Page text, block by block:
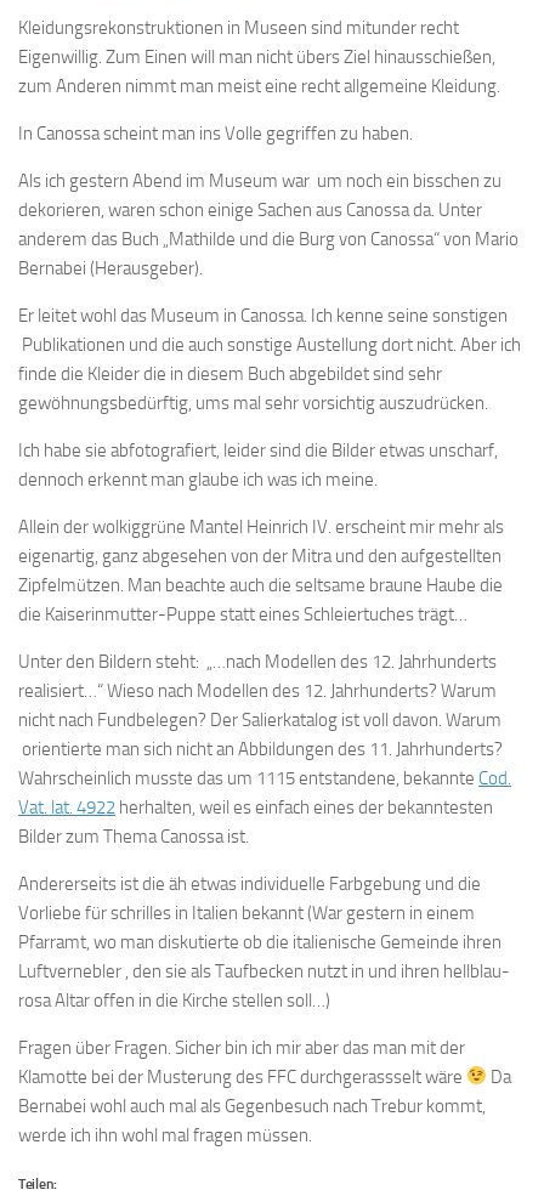
Kleidungsrekonstruktionen in Museen sind mitunder recht
Eigenwillig. Zum Einen will man nicht übers Ziel hinausschießen,
zum Anderen nimmt man meist eine recht allgemeine Kleidung.
In Canossa scheint man ins Volle gegriffen zu haben.
Als ich gestern Abend im Museum war um noch ein bisschen zu
dekorieren, waren schon einige Sachen aus Canossa da. Unter
anderem das Buch „Mathilde und die Burg von Canossa“ von Mario
Bernabei (Herausgeber).
Er leitet wohl das Museum in Canossa. Ich kenne seine sonstigen
Publikationen und die auch sonstige Austellung dort nicht. Aber ich
finde die Kleider die in diesem Buch abgebildet sind sehr
gewöhnungsbedürftig, ums mal sehr vorsichtig auszudrücken.
Ich habe sie abfotografiert, leider sind die Bilder etwas unscharf,
dennoch erkennt man glaube ich was ich meine.
Allein der wolkiggrüne Mantel Heinrich IV. erscheint mir mehr als
eigenartig, ganz abgesehen von der Mitra und den aufgestellten
Zipfelmützen. Man beachte auch die seltsame braune Haube die
die Kaiserinmutter-Puppe statt eines Schleiertuches trägt…
Unter den Bildern steht: „…nach Modellen des 12. Jahrhunderts
realisiert…“ Wieso nach Modellen des 12. Jahrhunderts? Warum
nicht nach Fundbelegen? Der Salierkatalog ist voll davon. Warum
orientierte man sich nicht an Abbildungen des 11. Jahrhunderts?
Wahrscheinlich musste das um 1115 entstandene, bekannte Cod.
Vat. lat. 4922 herhalten, weil es einfach eines der bekanntesten
Bilder zum Thema Canossa ist.
Andererseits ist die äh etwas individuelle Farbgebung und die
Vorliebe für schrilles in Italien bekannt (War gestern in einem
Pfarramt, wo man diskutierte ob die italienische Gemeinde ihren
Luftvernebler , den sie als Taufbecken nutzt in und ihren hellblau-
rosa Altar offen in die Kirche stellen soll…)
Fragen über Fragen. Sicher bin ich mir aber das man mit der
Klamotte bei der Musterung des FFC durchgerassselt wäre
Da
Bernabei wohl auch mal als Gegenbesuch nach Trebur kommt,
werde ich ihn wohl mal fragen müssen.
Teilen: